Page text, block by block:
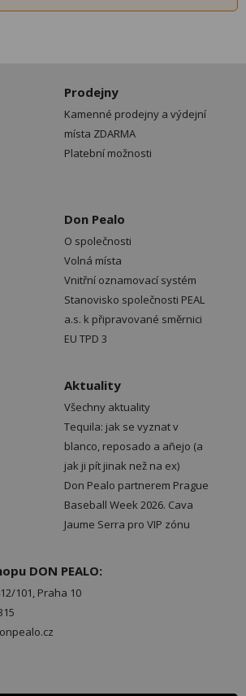
Prodejny
Kamenné prodejny a výdejní
místa ZDARMA
Platební možnosti
Don Pealo
O společnosti
Volná místa
Vnitřní oznamovací systém
Stanovisko společnosti PEAL
a.s. k připravované směrnici
EU TPD 3
Aktuality
Všechny aktuality
Tequila: jak se vyznat v
blanco, reposado a añejo (a
jak ji pít jinak než na ex)
Don Pealo partnerem Prague
Baseball Week 2026. Cava
Jaume Serra pro VIP zónu
DON PEALO:
101, Praha 10